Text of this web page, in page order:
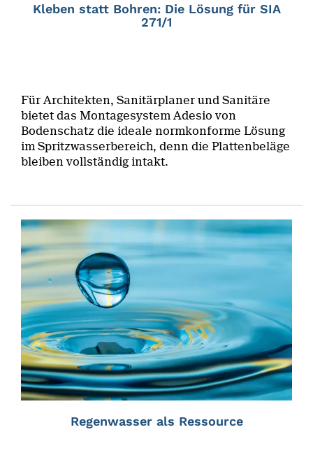
Kleben statt Bohren: Die Lösung für SIA
271/1
Für Architekten, Sanitärplaner und Sanitäre
bietet das Montagesystem Adesio von
Bodenschatz die ideale normkonforme Lösung
im Spritzwasserbereich, denn die Plattenbeläge
bleiben vollständig intakt.
Regenwasser als Ressource